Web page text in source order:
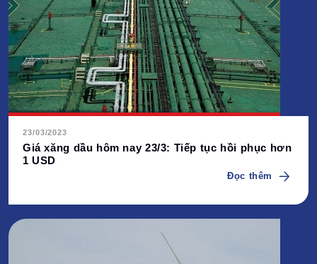
23/03/2023
Giá xăng dầu hôm nay 23/3: Tiếp tục hồi phục hơn
1 USD
Đọc thêm